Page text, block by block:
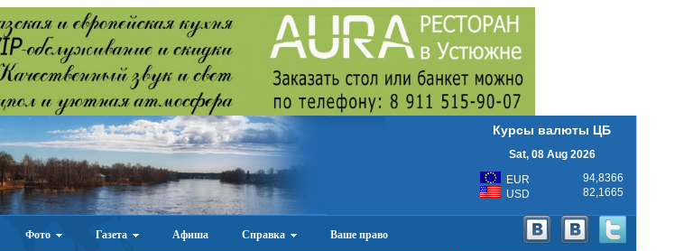
Курсы валюты ЦБ
Sat, 08 Aug 2026
EUR
94,8366
USD
82,1665
Фото Газета Афиша Справка Ваше право